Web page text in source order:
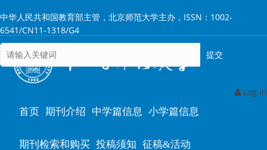
转
到
主
要
中华人民共和国教育部主管，北京师范大学主办，ISSN：1002-
6541/CN11-1318/G4
Log in
Main
navigation
首页 期刊介绍 中学篇信息 小学篇信息
期刊检索和购买 投稿须知 征稿&活动